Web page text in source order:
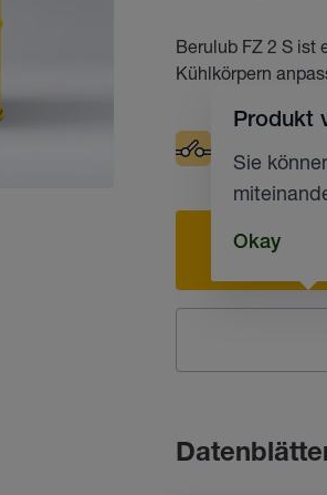
Berulub FZ 2 S ist
Kühlkörpern
Produkt
Sie
Okay